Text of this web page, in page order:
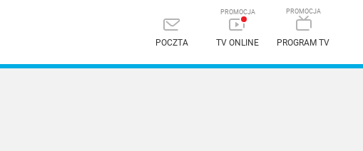
POCZTA TV ONLINE PROGRAM TV